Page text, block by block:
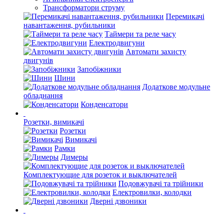
Трансформатори струму
Перемикачі
навантаження, рубильники
Таймери та реле часу
Електродвигуни
Автомати захисту
двигунів
Запобіжники
Шини
Додаткове модульне
обладнання
Конденсатори
Розетки, вимикачі
Розетки
Вимикачі
Рамки
Димеры
Комплектующие для розеток и выключателей
Подовжувачі та трійники
Електровилки, колодки
Дверні дзвоники